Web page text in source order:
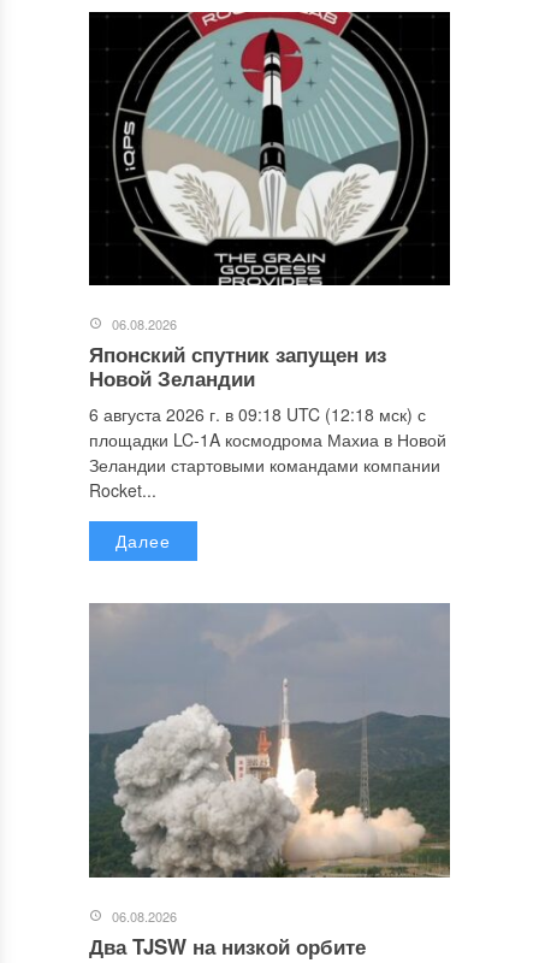
06.08.2026
Японский спутник запущен из
Новой Зеландии
6 августа 2026 г. в 09:18 UTC (12:18 мск) с
площадки LC-1A космодрома Махиа в Новой
Зеландии стартовыми командами компании
Rocket...
Далее
06.08.2026
Два TJSW на низкой орбите